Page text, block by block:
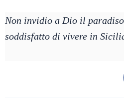
Non invidio a Dio il paradiso
soddisfatto di vivere in